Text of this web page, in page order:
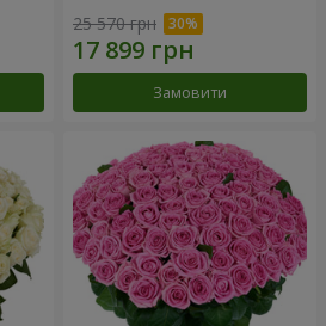
25 570 грн
Замовити